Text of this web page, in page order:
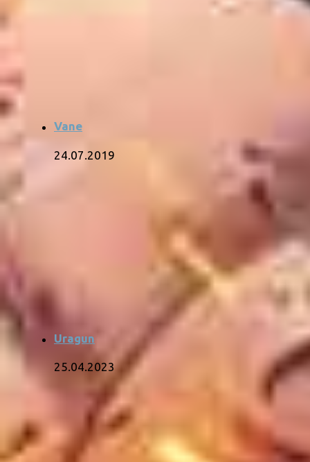
Vane
24.07.2019
Uragun
25.04.2023